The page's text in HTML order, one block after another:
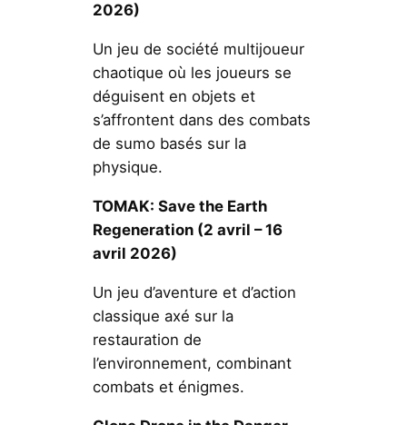
2026)
Un jeu de société multijoueur
chaotique où les joueurs se
déguisent en objets et
s’affrontent dans des combats
de sumo basés sur la
physique.
TOMAK: Save the Earth
Regeneration(2 avril – 16
avril 2026)
Un jeu d’aventure et d’action
classique axé sur la
restauration de
l’environnement, combinant
combats et énigmes.